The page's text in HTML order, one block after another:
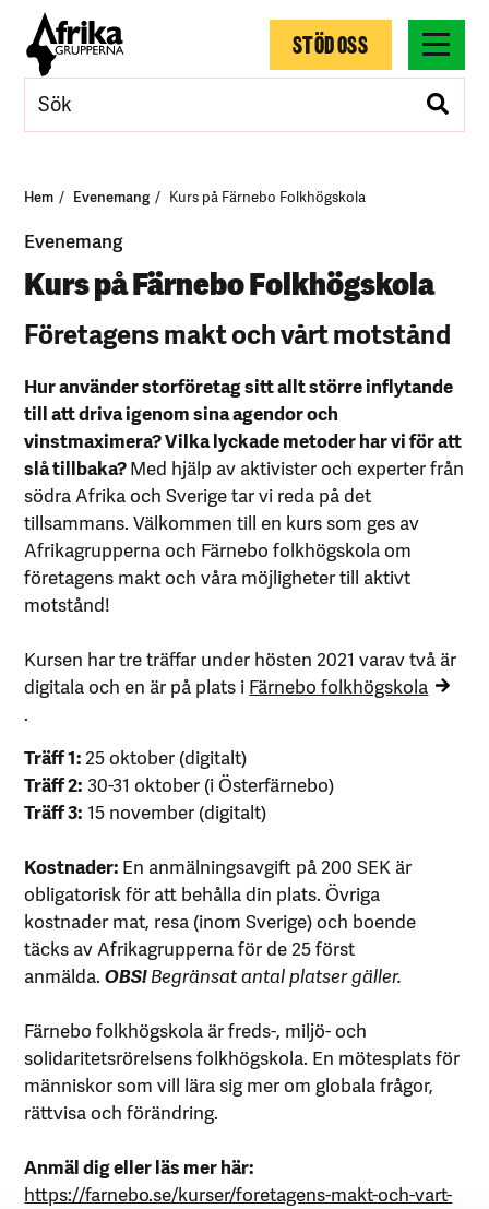
STÖD OSS
Hem Evenemang Kurs på Färnebo Folkhögskola
Evenemang
Kurs på Färnebo Folkhögskola
Företagens makt och vårt motstånd
Hur använder storföretag sitt allt större inflytande
till att driva igenom sina agendor och
vinstmaximera? Vilka lyckade metoder har vi för att
slå tillbaka?Med hjälp av aktivister och experter från
södra Afrika och Sverige tar vi reda på det
tillsammans. Välkommen till en kurs som ges av
Afrikagrupperna och Färnebo folkhögskola om
företagens makt och våra möjligheter till aktivt
motstånd!
Kursen har tre träffar under hösten 2021 varav två är
digitala och en är på plats i Färnebo folkhögskola
.
Träff 1: 25 oktober (digitalt)
Träff 2: 30-31 oktober (i Österfärnebo)
Träff 3: 15 november (digitalt)
Kostnader: En anmälningsavgift på 200 SEK är
obligatorisk för att behålla din plats. Övriga
kostnader mat, resa (inom Sverige) och boende
täcks av Afrikagrupperna för de 25 först
anmälda.OBS!Begränsat antal platser gäller.
Färnebo folkhögskola är freds-, miljö- och
solidaritetsrörelsens folkhögskola. En mötesplats för
människor som vill lära sig mer om globala frågor,
rättvisa och förändring.
Anmäl dig eller läs mer här:
https://farnebo.se/kurser/foretagens-makt-och-vart-